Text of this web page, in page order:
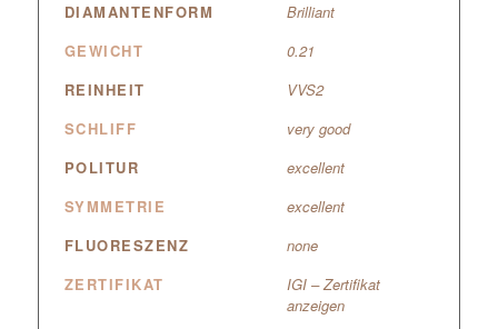
DIAMANTENFORM
Brilliant
GEWICHT
0.21
REINHEIT
VVS2
SCHLIFF
very good
POLITUR
excellent
SYMMETRIE
excellent
FLUORESZENZ
none
ZERTIFIKAT
IGI – Zertifikat
anzeigen